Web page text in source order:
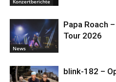
News
Papa Roach
Tour 2026
blink-182 –